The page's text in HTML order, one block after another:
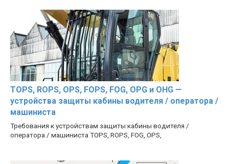
TOPS, ROPS, OPS, FOPS, FOG, OPG и OHG —
устройства защиты кабины водителя / оператора /
машиниста
Требования к устройствам защиты кабины водителя /
оператора / машиниста TOPS, ROPS, FOG, OPS,